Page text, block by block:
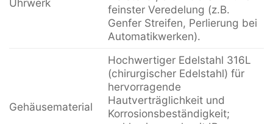
Uhrwerk
feinster Veredelung (z.B.
Genfer Streifen, Perlierung bei
Automatikwerken).
Gehäusematerial
Hochwertiger Edelstahl 316L
(chirurgischer Edelstahl) für
hervorragende
Hautverträglichkeit und
Korrosionsbeständigkeit;